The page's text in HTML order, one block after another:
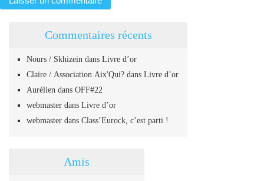
Commentaires récents
Nours / Skhizein dans Livre d’or
Claire / Association Aix'Qui? dans Livre d’or
Aurélien dans OFF#22
webmaster dans Livre d’or
webmaster dans Class’Eurock, c’est parti !
Amis